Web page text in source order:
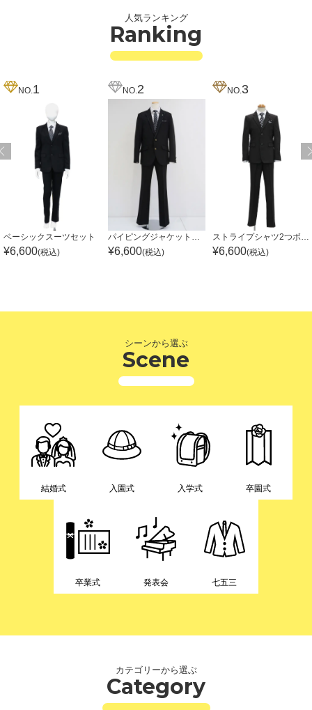
人気ランキング
Ranking
NO.1
ベーシックスーツセット
¥6,600(税込)
NO.2
¥6,600(税込)
NO.3
¥6,600(税込)
シーンから選ぶ
Scene
結婚式 入園式 入学式 卒園式
卒業式 発表会 七五三
カテゴリーから選ぶ
Category